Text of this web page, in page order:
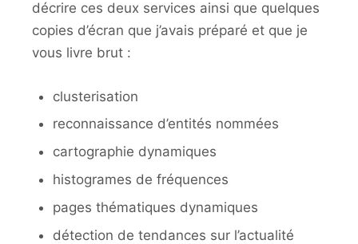
décrire ces deux services ainsi que quelques
copies d’écran que j’avais préparé et que je
vous livre brut :
clusterisation
reconnaissance d’entités nommées
cartographie dynamiques
histogrames de fréquences
pages thématiques dynamiques
détection de tendances sur l’actualité